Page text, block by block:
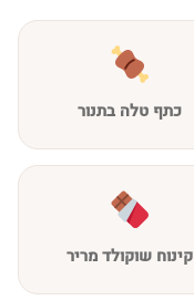
כתף טלה בתנור
קינוח שוקולד מריר